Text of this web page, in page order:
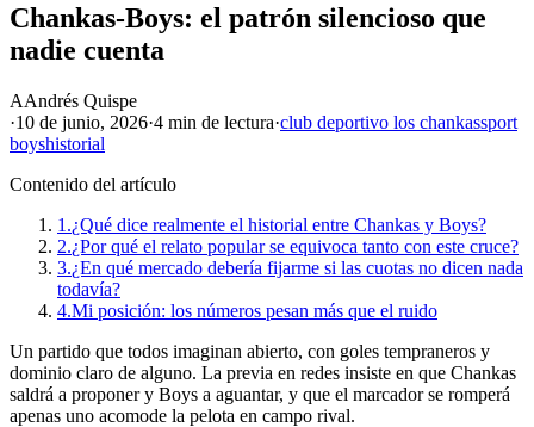
Chankas-Boys: el patrón silencioso que
nadie cuenta
AAndrés Quispe
·10 de junio, 2026·4 min de lectura·club deportivo los chankassport
boyshistorial
Contenido del artículo
1.¿Qué dice realmente el historial entre Chankas y Boys?
2.¿Por qué el relato popular se equivoca tanto con este cruce?
3.¿En qué mercado debería fijarme si las cuotas no dicen nada
todavía?
4.Mi posición: los números pesan más que el ruido
Un partido que todos imaginan abierto, con goles tempraneros y
dominio claro de alguno. La previa en redes insiste en que Chankas
saldrá a proponer y Boys a aguantar, y que el marcador se romperá
apenas uno acomode la pelota en campo rival.